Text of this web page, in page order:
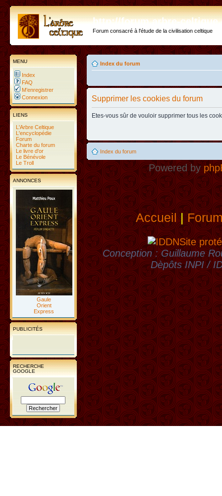
http://forum.arbre-
Forum consacré à l'étude de la civilisation celtique
MENU
Index
FAQ
M’enregistrer
Connexion
LIENS
L'Arbre Celtique
L'encyclopédie
Forum
Charte du forum
Le livre d'or
Le Bénévole
Le Troll
ANNONCES
Gaule
Orient
Express
PUBLICITÉS
RECHERCHE
GOOGLE
Index du forum
Supprimer les cookies du forum
Etes-vous sûr de vouloir supprimer tous les
Index du forum
Powered by
Accueil|
Site
Conception : Guillaume
Dèpôts INPI /